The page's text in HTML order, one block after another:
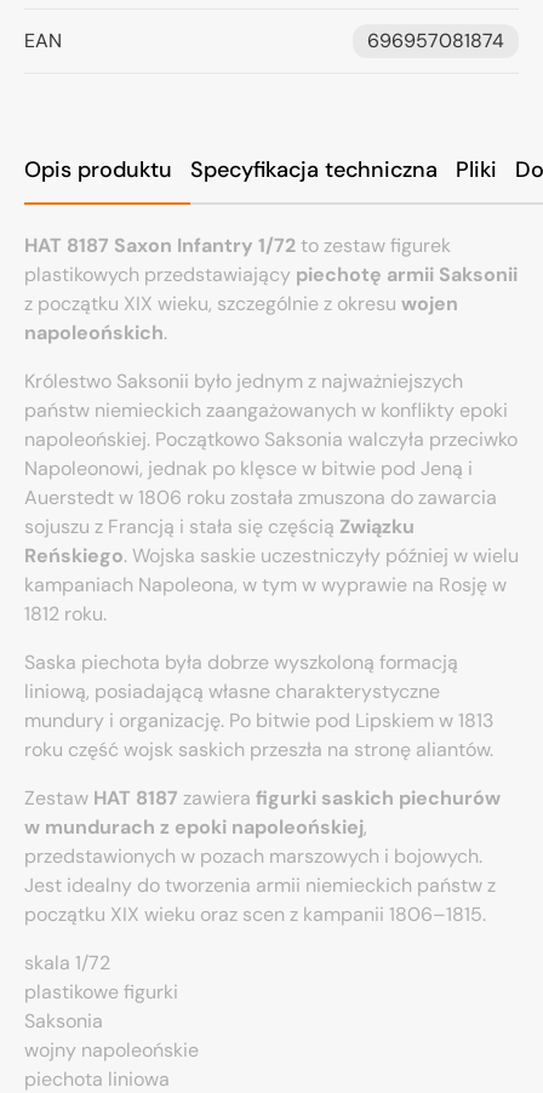
Opis produktu Specyfikacja techniczna Pliki
HAT 8187 Saxon Infantry 1/72to zestaw figurek
plastikowych przedstawiający piechotę armii Saksonii
z początku XIX wieku, szczególnie z okresu wojen
napoleońskich.
Królestwo Saksonii było jednym z najważniejszych
państw niemieckich zaangażowanych w konflikty epoki
napoleońskiej. Początkowo Saksonia walczyła przeciwko
Napoleonowi, jednak po klęsce w bitwie pod Jeną i
Auerstedt w 1806 roku została zmuszona do zawarcia
sojuszu z Francją i stała się częścią Związku
Reńskiego. Wojska saskie uczestniczyły później w wielu
kampaniach Napoleona, w tym w wyprawie na Rosję w
1812 roku.
Saska piechota była dobrze wyszkoloną formacją
liniową, posiadającą własne charakterystyczne
mundury i organizację. Po bitwie pod Lipskiem w 1813
roku część wojsk saskich przeszła na stronę aliantów.
Zestaw HAT 8187 zawiera figurki saskich piechurów
w mundurach z epoki napoleońskiej,
przedstawionych w pozach marszowych i bojowych.
Jest idealny do tworzenia armii niemieckich państw z
początku XIX wieku oraz scen z kampanii 1806–1815.
skala 1/72
plastikowe figurki
Saksonia
wojny napoleońskie
piechota liniowa
EAN 696957081874